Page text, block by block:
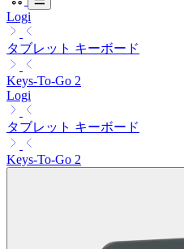
Logi
タブレット キーボード
Keys-To-Go 2
Logi
タブレット キーボード
Keys-To-Go 2